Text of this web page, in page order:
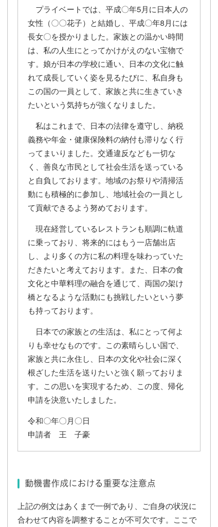
プライベートでは、平成〇年5月に日本人の
女性（〇〇花子）と結婚し、平成〇年8月には
長女〇を授かりました。家族との温かい時間
は、私の人生にとってかけがえのない宝物で
す。娘が日本の学校に通い、日本の文化に触
れて成長していく姿を見るたびに、私自身も
この国の一員として、家族と共に生きていき
たいという気持ちが強くなりました。
私はこれまで、日本の法律を遵守し、納税
義務や年金・健康保険料の納付も滞りなく行
ってまいりました。交通違反なども一切な
く、善良な市民として社会生活を送っている
と自負しております。地域のお祭りや清掃活
動にも積極的に参加し、地域社会の一員とし
て貢献できるよう努めております。
現在経営しているレストランも順調に軌道
に乗っており、将来的にはもう一店舗出店
し、より多くの方に私の料理を味わっていた
だきたいと考えております。また、日本の食
文化と中華料理の融合を通じて、両国の架け
橋となるような活動にも挑戦したいという夢
も持っております。
日本での家族との生活は、私にとって何よ
りも幸せなものです。この素晴らしい国で、
家族と共に永住し、日本の文化や社会に深く
根ざした生活を送りたいと強く願っておりま
す。この思いを実現するため、この度、帰化
申請を決意いたしました。
令和〇年〇月〇日
申請者 王 子豪
動機書作成における重要な注意点
上記の例文はあくまで一例であり、ご自身の状況に
合わせて内容を調整することが不可欠です。ここで